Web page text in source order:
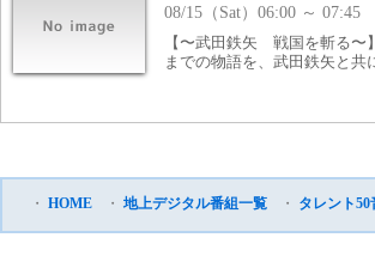
08/15（Sat）06:00 ～ 07:45
【〜武田鉄矢 戦国を斬る〜
までの物語を、武田鉄矢と
・ HOME ・ 地上デジタル番組一覧 ・ タレント50